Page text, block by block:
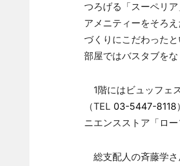
つろげる「スーペリ
アメニティーをそろ
づくりにこだわった
部屋ではバスタブを
1階にはビュッフェ
（TEL 03-5447-8118
ニエンスストア「ロー
総支配人の斉藤学さ